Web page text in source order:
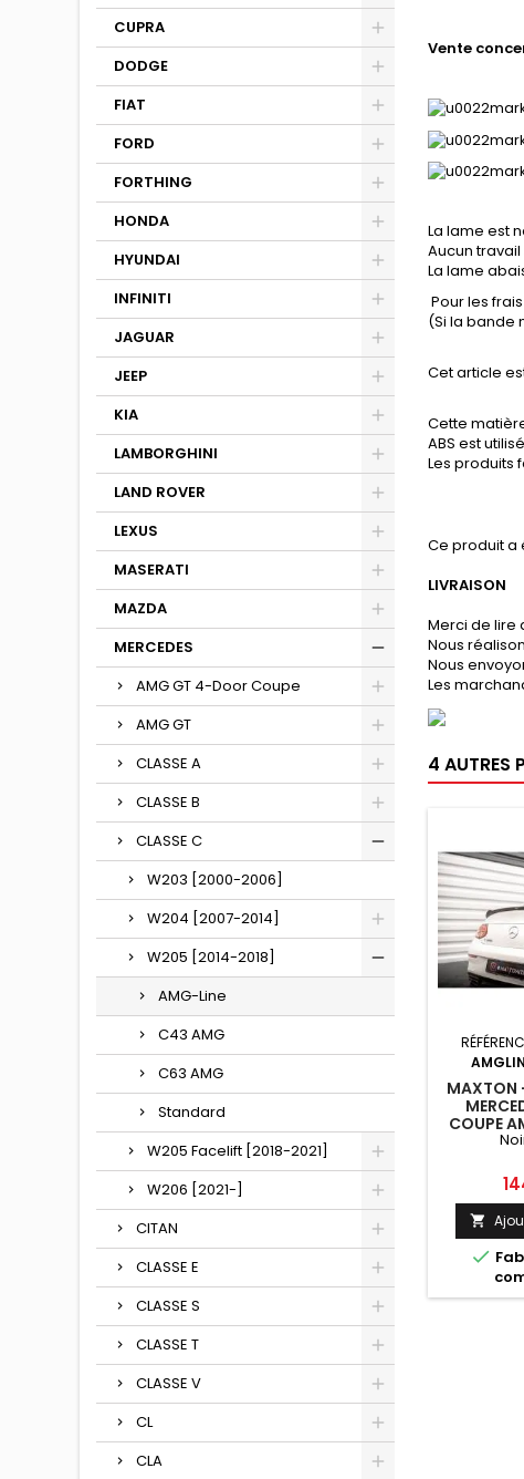
CUPRA
DODGE
FIAT
FORD
FORTHING
HONDA
HYUNDAI
INFINITI
JAGUAR
JEEP
KIA
LAMBORGHINI
LAND ROVER
LEXUS
MASERATI
MAZDA
MERCEDES
AMG GT 4-Door Coupe
AMG GT
CLASSE A
CLASSE B
CLASSE C
W203 [2000-2006]
W204 [2007-2014]
W205 [2014-2018]
AMG-Line
C43 AMG
C63 AMG
Standard
W205 Facelift [2018-2021]
W206 [2021-]
CITAN
CLASSE E
CLASSE S
CLASSE T
CLASSE V
CL
CLA
Vente
La lame est
Aucun
La lame
Pour les
(Si la bande
Cet article
Cette
ABS est
Les produits
Ce produit a
LIVRAISON
Merci de lire
Nous
Nous
Les
4 AUTRES
MAXTON
COUPE

